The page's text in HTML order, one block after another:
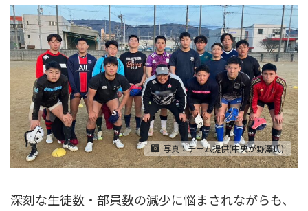
写真：チーム提供(中央が野澤氏)
深刻な生徒数・部員数の減少に悩まされながらも、